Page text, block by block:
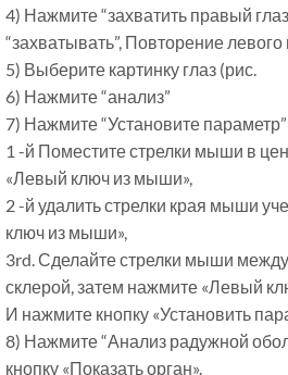
4) Нажмите “захватить правый
“захватывать”, Повторение
5) Выберите картинку глаз (рис.
6) Нажмите “анализ”
7) Нажмите “Установите
1 -й Поместите стрелки мыши в
«Левый ключ из мыши»,
2 -й удалить стрелки края мыши
ключ из мыши»,
3rd. Сделайте стрелки мыши
склерой, затем нажмите «Левый
И нажмите кнопку «Установить
8) Нажмите “Анализ радужной
кнопку «Показать орган».